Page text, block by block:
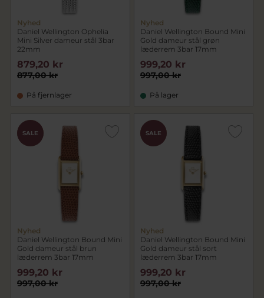
Nyhed
Daniel Wellington Ophelia
Mini Silver dameur stål 3bar
22mm
877,00 kr
879,20 kr
På fjernlager
Nyhed
Daniel Wellington Bound Mini
Gold dameur stål grøn
læderrem 3bar 17mm
997,00 kr
999,20 kr
På lager
PRIS
SALE
Nyhed
Daniel Wellington Bound Mini
Gold dameur stål brun
læderrem 3bar 17mm
997,00 kr
999,20 kr
PRIS
SALE
Nyhed
Daniel Wellington Bound Mini
Gold dameur stål sort
læderrem 3bar 17mm
997,00 kr
999,20 kr